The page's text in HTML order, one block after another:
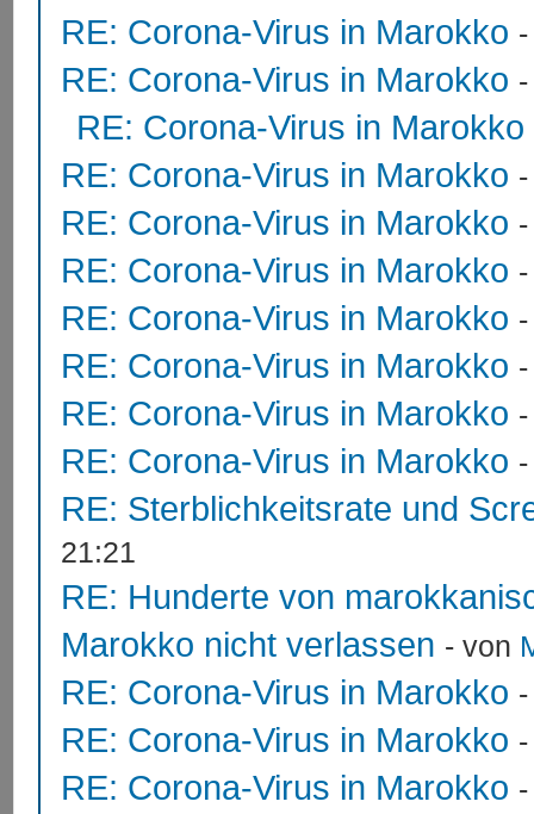
RE: Corona-Virus in Marokko
RE: Corona-Virus in Marokko
RE: Corona-Virus in Marokko
RE: Corona-Virus in Marokko
RE: Corona-Virus in Marokko
RE: Corona-Virus in Marokko
RE: Corona-Virus in Marokko
RE: Corona-Virus in Marokko
RE: Corona-Virus in Marokko
RE: Corona-Virus in Marokko
RE: Sterblichkeitsrate und
21:21
RE: Hunderte von
Marokko nicht verlassen - von
RE: Corona-Virus in Marokko
RE: Corona-Virus in Marokko
RE: Corona-Virus in Marokko